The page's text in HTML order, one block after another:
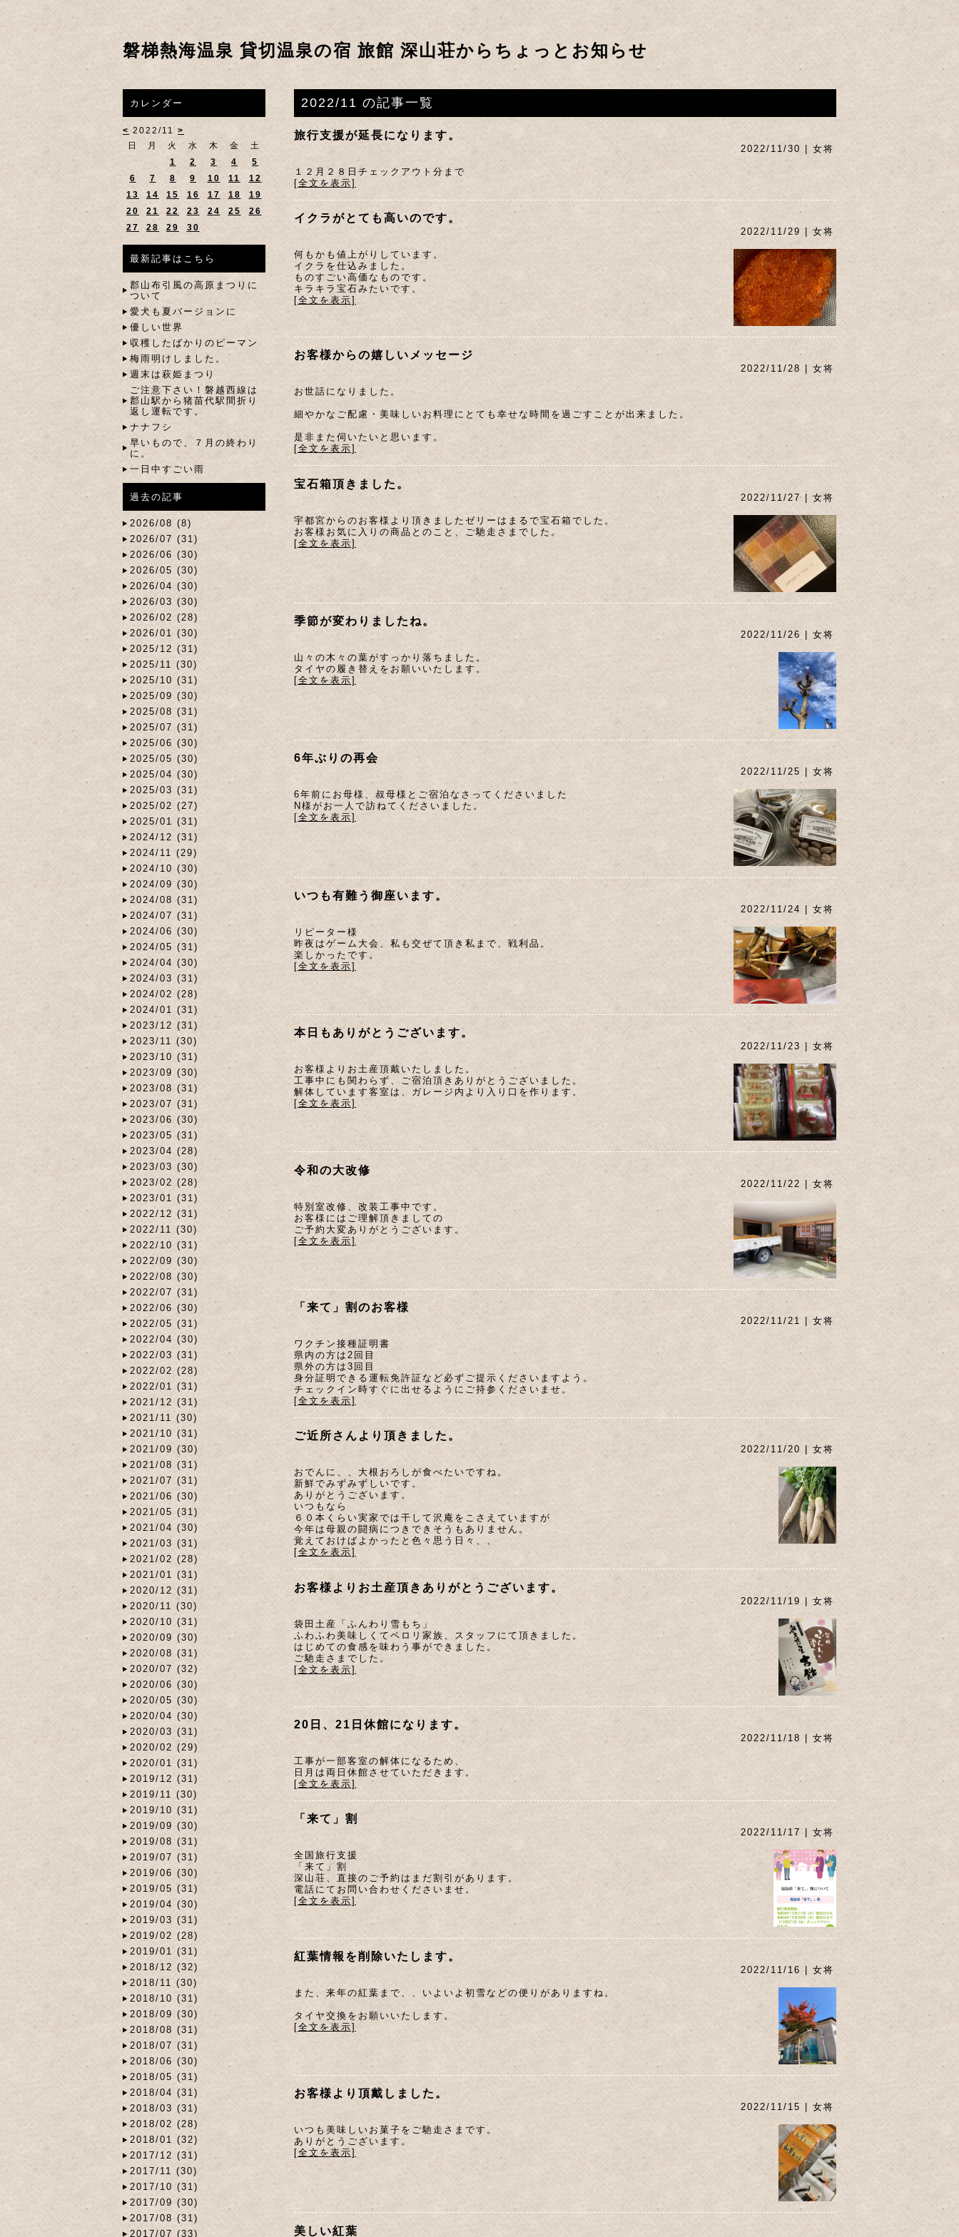
磐梯熱海温泉 貸切温泉の宿 旅館 深山荘からちょっとお知らせ
2022/11 の記事一覧
旅行支援が延長になります。
2022/11/30 | 女将
１２月２８日チェックアウト分まで
[全文を表示]
イクラがとても高いのです。
2022/11/29 | 女将
何もかも値上がりしています。
イクラを仕込みました。
ものすごい高価なものです。
キラキラ宝石みたいです。
[全文を表示]
お客様からの嬉しいメッセージ
2022/11/28 | 女将
お世話になりました。
細やかなご配慮・美味しいお料理にとても幸せな時間を過ごすことが出来ました。
是非また伺いたいと思います。
[全文を表示]
宝石箱頂きました。
2022/11/27 | 女将
宇都宮からのお客様より頂きましたゼリーはまるで宝石箱でした。
お客様お気に入りの商品とのこと、ご馳走さまでした。
[全文を表示]
季節が変わりましたね。
2022/11/26 | 女将
山々の木々の葉がすっかり落ちました。
タイヤの履き替えをお願いいたします。
[全文を表示]
6年ぶりの再会
2022/11/25 | 女将
6年前にお母様、叔母様とご宿泊なさってくださいました
N様がお一人で訪ねてくださいました。
[全文を表示]
いつも有難う御座います。
2022/11/24 | 女将
リピーター様
昨夜はゲーム大会、私も交ぜて頂き私まで、戦利品。
楽しかったです。
[全文を表示]
本日もありがとうございます。
2022/11/23 | 女将
お客様よりお土産頂戴いたしました。
工事中にも関わらず、ご宿泊頂きありがとうございました。
解体しています客室は、ガレージ内より入り口を作ります。
[全文を表示]
令和の大改修
2022/11/22 | 女将
特別室改修、改装工事中です。
お客様にはご理解頂きましての
ご予約大変ありがとうございます。
[全文を表示]
「来て」割のお客様
2022/11/21 | 女将
ワクチン接種証明書
県内の方は2回目
県外の方は3回目
身分証明できる運転免許証など必ずご提示くださいますよう。
チェックイン時すぐに出せるようにご持参くださいませ。
[全文を表示]
ご近所さんより頂きました。
2022/11/20 | 女将
おでんに、、大根おろしが食べたいですね。
新鮮でみずみずしいです。
ありがとうございます。
いつもなら
６０本くらい実家では干して沢庵をこさえていますが
今年は母親の闘病につきできそうもありません。
覚えておけばよかったと色々思う日々、、
[全文を表示]
お客様よりお土産頂きありがとうございます。
2022/11/19 | 女将
袋田土産「ふんわり雪もち」
ふわふわ美味しくてペロリ家族、スタッフにて頂きました。
はじめての食感を味わう事ができました。
ご馳走さまでした。
[全文を表示]
20日、21日休館になります。
2022/11/18 | 女将
工事が一部客室の解体になるため、
日月は両日休館させていただきます。
[全文を表示]
「来て」割
2022/11/17 | 女将
全国旅行支援
「来て」割
深山荘、直接のご予約はまだ割引があります。
電話にてお問い合わせくださいませ。
[全文を表示]
紅葉情報を削除いたします。
2022/11/16 | 女将
また、来年の紅葉まで、、いよいよ初雪などの便りがありますね。
タイヤ交換をお願いいたします。
[全文を表示]
お客様より頂戴しました。
2022/11/15 | 女将
いつも美味しいお菓子をご馳走さまです。
ありがとうございます。
[全文を表示]
美しい紅葉
カレンダー
< 2022/11 >
日
月 火 水 木 金
土
1
2 3 4
5
6
7 8 9 10 11
12
13
14 15 16 17 18
19
20
21 22 23 24 25
26
27
28 29 30
最新記事はこちら
郡山布引風の高原まつりに
ついて
愛犬も夏バージョンに
優しい世界
収穫したばかりのピーマン
梅雨明けしました。
週末は萩姫まつり
ご注意下さい！磐越西線は
郡山駅から猪苗代駅間折り
返し運転です。
ナナフシ
早いもので、７月の終わり
に。
一日中すごい雨
過去の記事
2026/08 (8)
2026/07 (31)
2026/06 (30)
2026/05 (30)
2026/04 (30)
2026/03 (30)
2026/02 (28)
2026/01 (30)
2025/12 (31)
2025/11 (30)
2025/10 (31)
2025/09 (30)
2025/08 (31)
2025/07 (31)
2025/06 (30)
2025/05 (30)
2025/04 (30)
2025/03 (31)
2025/02 (27)
2025/01 (31)
2024/12 (31)
2024/11 (29)
2024/10 (30)
2024/09 (30)
2024/08 (31)
2024/07 (31)
2024/06 (30)
2024/05 (31)
2024/04 (30)
2024/03 (31)
2024/02 (28)
2024/01 (31)
2023/12 (31)
2023/11 (30)
2023/10 (31)
2023/09 (30)
2023/08 (31)
2023/07 (31)
2023/06 (30)
2023/05 (31)
2023/04 (28)
2023/03 (30)
2023/02 (28)
2023/01 (31)
2022/12 (31)
2022/11 (30)
2022/10 (31)
2022/09 (30)
2022/08 (30)
2022/07 (31)
2022/06 (30)
2022/05 (31)
2022/04 (30)
2022/03 (31)
2022/02 (28)
2022/01 (31)
2021/12 (31)
2021/11 (30)
2021/10 (31)
2021/09 (30)
2021/08 (31)
2021/07 (31)
2021/06 (30)
2021/05 (31)
2021/04 (30)
2021/03 (31)
2021/02 (28)
2021/01 (31)
2020/12 (31)
2020/11 (30)
2020/10 (31)
2020/09 (30)
2020/08 (31)
2020/07 (32)
2020/06 (30)
2020/05 (30)
2020/04 (30)
2020/03 (31)
2020/02 (29)
2020/01 (31)
2019/12 (31)
2019/11 (30)
2019/10 (31)
2019/09 (30)
2019/08 (31)
2019/07 (31)
2019/06 (30)
2019/05 (31)
2019/04 (30)
2019/03 (31)
2019/02 (28)
2019/01 (31)
2018/12 (32)
2018/11 (30)
2018/10 (31)
2018/09 (30)
2018/08 (31)
2018/07 (31)
2018/06 (30)
2018/05 (31)
2018/04 (31)
2018/03 (31)
2018/02 (28)
2018/01 (32)
2017/12 (31)
2017/11 (30)
2017/10 (31)
2017/09 (30)
2017/08 (31)
2017/07 (33)